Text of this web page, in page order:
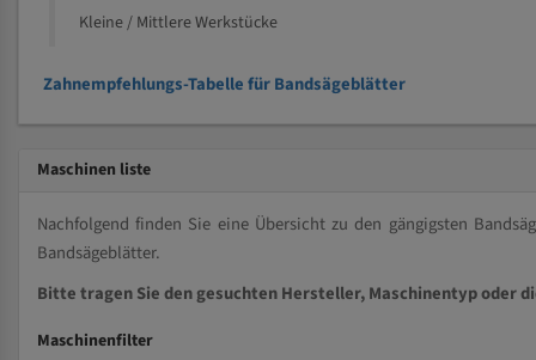
Kleine / Mittlere Werkstücke
Zahnempfehlungs-Tabelle für Bandsägeblätter
Maschinen liste
Nachfolgend finden Sie eine Übersicht zu den gängigsten
Bandsägeblätter.
Bitte tragen Sie den gesuchten Hersteller, Maschinentyp oder
Maschinenfilter